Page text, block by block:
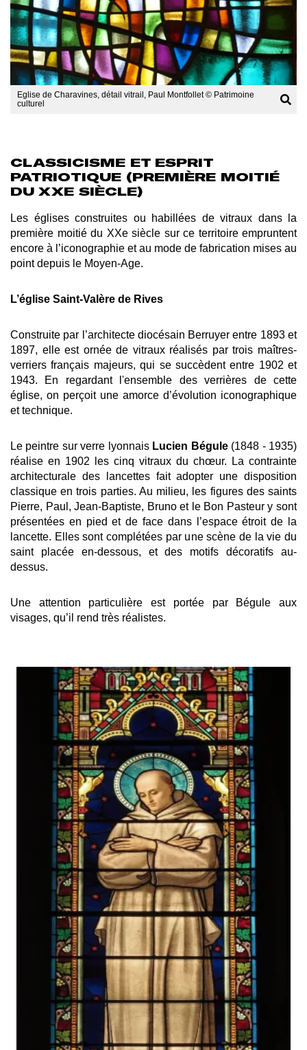
Eglise de Charavines, détail vitrail, Paul Montfollet © Patrimoine
culturel
CLASSICISME ET ESPRIT
PATRIOTIQUE (PREMIÈRE MOITIÉ
DU XXE SIÈCLE)
Les églises construites ou habillées de vitraux dans la
première moitié du XXe siècle sur ce territoire empruntent
encore à l’iconographie et au mode de fabrication mises au
point depuis le Moyen-Age.
L’église Saint-Valère de Rives
Construite par l’architecte diocésain Berruyer entre 1893 et
1897, elleest ornée de vitraux réalisés par trois maîtres-
verriers français majeurs, qui se succèdent entre 1902 et
1943. En regardant l'ensemble des verrières de cette
église, on perçoit une amorce d’évolution iconographique
et technique.
Le peintre sur verre lyonnais Lucien Bégule(1848 - 1935)
réalise en 1902 les cinq vitraux du chœur. La contrainte
architecturale des lancettes fait adopter une disposition
classique en trois parties. Au milieu, les figures des saints
Pierre, Paul, Jean-Baptiste, Bruno et le Bon Pasteur y sont
présentées en pied et de face dans l’espace étroit de la
lancette. Elles sont complétées par une scène de la vie du
saint placée en-dessous, et des motifs décoratifs au-
dessus.
Une attention particulière est portée par Bégule aux
visages, qu’il rend très réalistes.
Afficher
l'image
en
grand